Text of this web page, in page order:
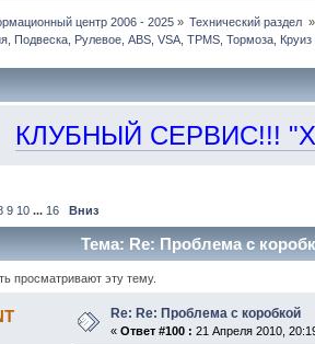
центр 2006 - 2025» Технический раздел »
Рулевое, ABS, VSA, TPMS, Тормоза, Круиз
КЛУБНЫЙ СЕРВИС!!!
9 10 ... 16 Вниз
Тема: Re: Проблема с
просматривают эту тему.
Re: Re: Проблема с коробкой
« Ответ #100 : 21 Апреля 2010,